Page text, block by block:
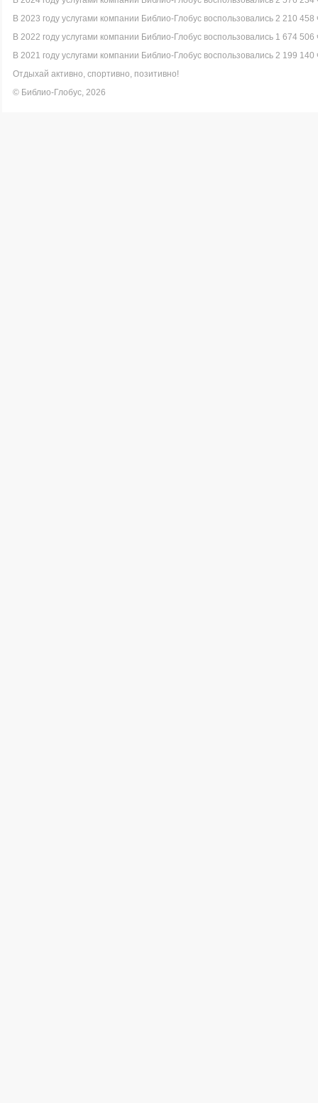
В 2023 году услугами компании Библио-Глобус воспользовались 2 210 458
В 2022 году услугами компании Библио-Глобус воспользовались 1 674 506
В 2021 году услугами компании Библио-Глобус воспользовались 2 199 140
Отдыхай активно, спортивно, позитивно!
© Библио-Глобус, 2026